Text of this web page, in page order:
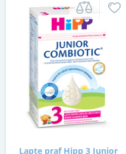
Lapte praf Hipp 3 Junior